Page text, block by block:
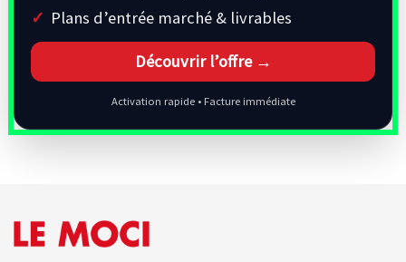
Plans d’entrée marché & livrables
Découvrir l’offre →
Activation rapide • Facture immédiate